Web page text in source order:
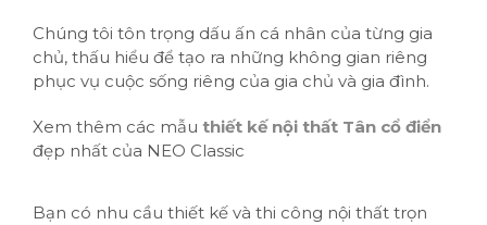
Chúng tôi tôn trọng dấu ấn cá nhân của từng gia
chủ, thấu hiểu để tạo ra những không gian riêng
phục vụ cuộc sống riêng của gia chủ và gia đình.
Xem thêm các mẫu thiết kế nội thất Tân cổ điển
đẹp nhất của NEO Classic
Bạn có nhu cầu thiết kế và thi công nội thất trọn